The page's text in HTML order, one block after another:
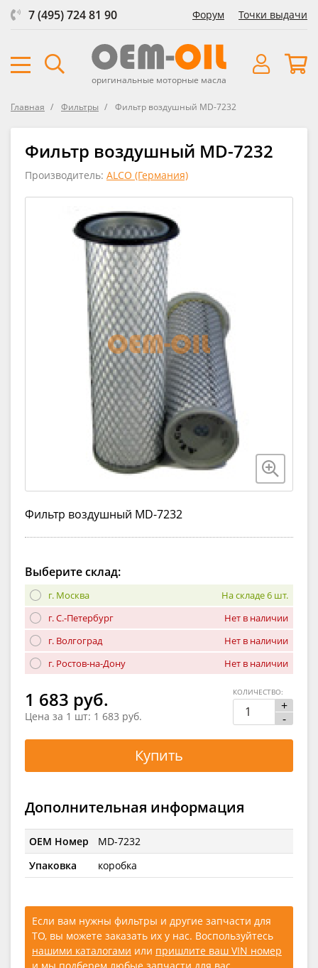
7 (495) 724 81 90 Форум Точки выдачи
оригинальные моторные масла
Главная Фильтры Фильтр воздушный MD-7232
Фильтр воздушный MD-7232
Производитель: ALCO (Германия)
Фильтр воздушный MD-7232
Выберите склад:
г. Москва
На складе 6 шт.
г. С.-Петербург
Нет в наличии
г. Волгоград
Нет в наличии
г. Ростов-на-Дону
Нет в наличии
1 683 руб.
Цена за 1 шт: 1 683 руб.
+
-
КОЛИЧЕСТВО:
Купить
Дополнительная информация
OEM Номер
MD-7232
Упаковка
коробка
Если вам нужны фильтры и другие запчасти для
ТО, вы можете заказать их у нас. Воспользуйтесь
нашими каталогами или пришлите ваш VIN номер